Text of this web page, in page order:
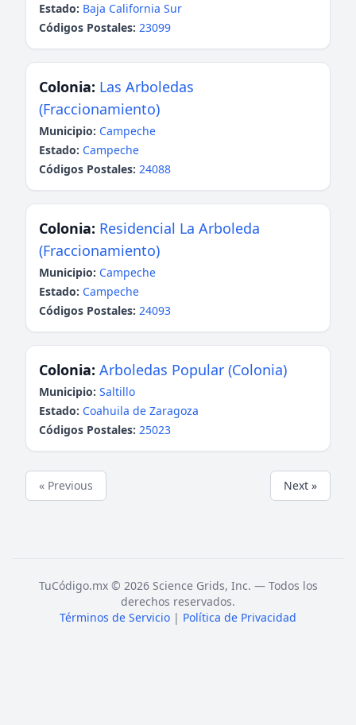
Estado: Baja California Sur
Códigos Postales: 23099
Colonia: Las Arboledas
(Fraccionamiento)
Municipio: Campeche
Estado: Campeche
Códigos Postales: 24088
Colonia: Residencial La Arboleda
(Fraccionamiento)
Municipio: Campeche
Estado: Campeche
Códigos Postales: 24093
Colonia: Arboledas Popular (Colonia)
Municipio: Saltillo
Estado: Coahuila de Zaragoza
Códigos Postales: 25023
« Previous Next »
TuCódigo.mx © 2026 Science Grids, Inc. — Todos los
derechos reservados.
Términos de Servicio | Política de Privacidad